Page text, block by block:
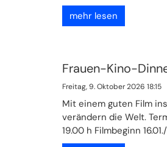
mehr lesen
Frauen-Kino-
Freitag, 9. Oktober 2026 18:15
Mit einem guten Film
verändern die Welt.
19.00 h Filmbeginn